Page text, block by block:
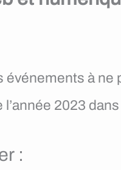
événements à
2023
: